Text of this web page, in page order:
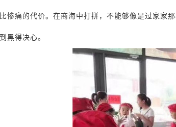
惨痛的代价。在商海中打拼，不能够像是过家家
黑得决心。